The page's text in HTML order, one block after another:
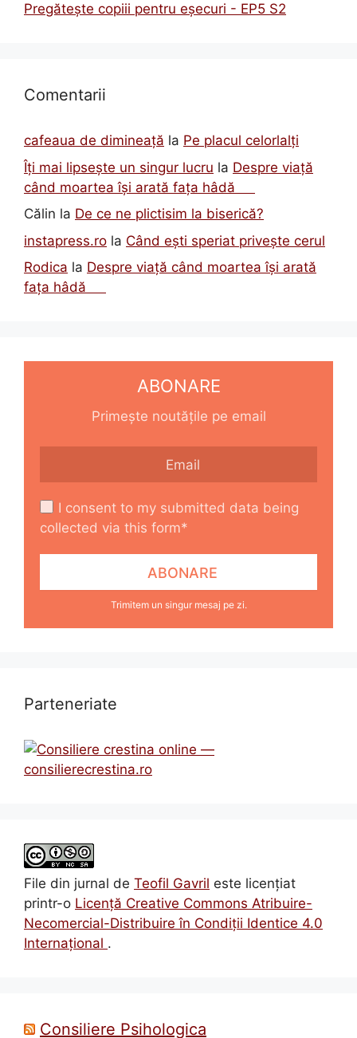
Pregătește copiii pentru eșecuri - EP5 S2
Comentarii
cafeaua de dimineață la Pe placul celorlalți
Îți mai lipsește un singur lucru la Despre viață
când moartea își arată fața hâdă
Călin la De ce ne plictisim la biserică?
instapress.ro la Când ești speriat privește cerul
Rodica la Despre viață când moartea își arată
fața hâdă
ABONARE
Primește noutățile pe email
I consent to my submitted data being
collected via this form*
Trimitem un singur mesaj pe zi.
Parteneriate
File din jurnal de Teofil Gavril este licenţiat
printr-o Licenţă Creative Commons Atribuire-
Necomercial-Distribuire în Condiţii Identice 4.0
Internațional .
Consiliere Psihologica